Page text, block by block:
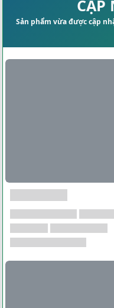
CẬP
Sản phẩm vừa được cập